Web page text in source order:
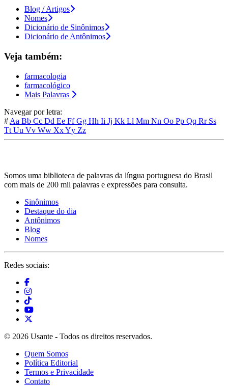
Blog / Artigos
Nomes
Dicionário de Sinônimos
Dicionário de Antônimos
Veja também:
farmacologia
farmacológico
Mais Palavras
Navegar por letra:
# Aa Bb Cc Dd Ee FfGg Hh Ii Jj Kk Ll Mm Nn Oo Pp Qq Rr Ss
Tt Uu Vv Ww XxYy Zz
Somos uma biblioteca de palavras da língua portuguesa do Brasil
com mais de 200 mil palavras e expressões para consulta.
Sinônimos
Destaque do dia
Antônimos
Blog
Nomes
Redes sociais:
© 2026 Usante - Todos os direitos reservados.
Quem Somos
Política Editorial
Termos e Privacidade
Contato